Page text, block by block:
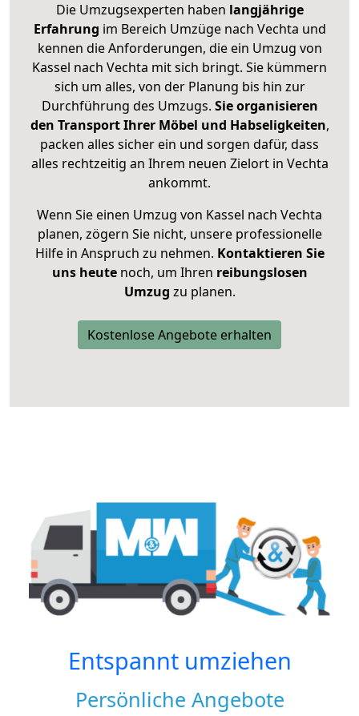
Die Umzugsexperten haben langjährige
Erfahrung im Bereich Umzüge nach Vechta und
kennen die Anforderungen, die ein Umzug von
Kassel nach Vechta mit sich bringt. Sie kümmern
sich um alles, von der Planung bis hin zur
Durchführung des Umzugs. Sie organisieren
den Transport Ihrer Möbel und Habseligkeiten,
packen alles sicher ein und sorgen dafür, dass
alles rechtzeitig an Ihrem neuen Zielort in Vechta
ankommt.
Wenn Sie einen Umzug von Kassel nach Vechta
planen, zögern Sie nicht, unsere professionelle
Hilfe in Anspruch zu nehmen. Kontaktieren Sie
uns heutenoch, um Ihren reibungslosen
Umzug zu planen.
Kostenlose Angebote erhalten
Entspannt umziehen
Persönliche Angebote